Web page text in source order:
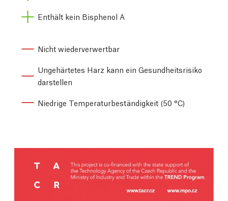
Enthält kein Bisphenol A
Nicht wiederverwertbar
Ungehärtetes Harz kann ein Gesundheitsrisiko
darstellen
Niedrige Temperaturbeständigkeit (50 °C)